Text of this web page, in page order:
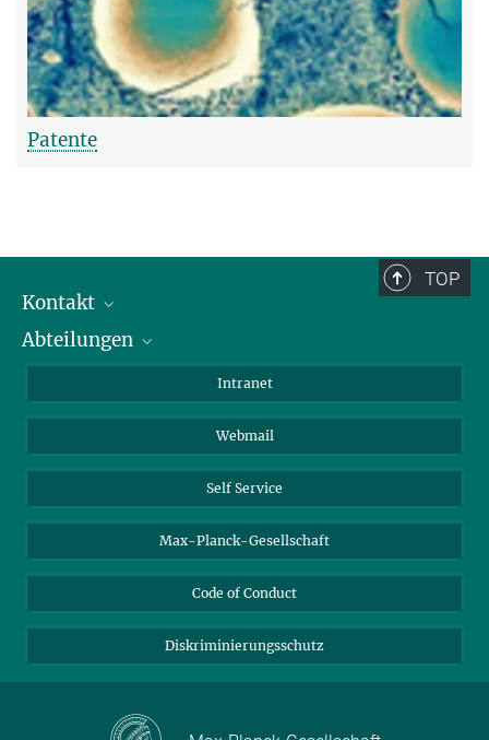
Patente
TOP
Kontakt
Mitarbeiterverzeichnis
Abteilungen
Biomolekulare Systeme
Kolloidchemie
Nachhaltige und Bio-inspirierte Materialien
Intranet
Webmail
Self Service
Max-Planck-Gesellschaft
Code of Conduct
Diskriminierungsschutz